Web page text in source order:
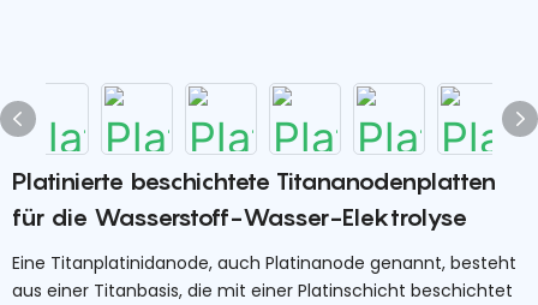
Platinierte beschichtete Titananodenplatten
für die Wasserstoff-Wasser-Elektrolyse
Eine Titanplatinidanode, auch Platinanode genannt, besteht
aus einer Titanbasis, die mit einer Platinschicht beschichtet